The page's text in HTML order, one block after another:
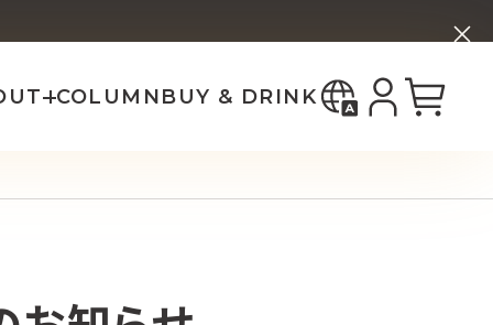
_SHIP
COLUMNBUY & DRINK
中國（繁體）